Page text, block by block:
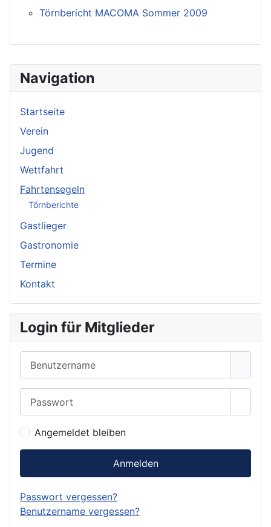
Navigation
Startseite
Verein
Jugend
Wettfahrt
Fahrtensegeln
Törnberichte
Gastlieger
Gastronomie
Termine
Kontakt
Login für Mitglieder
Angemeldet bleiben
Anmelden
Passwort vergessen?
Benutzername vergessen?
Törnbericht MACOMA Sommer 2009